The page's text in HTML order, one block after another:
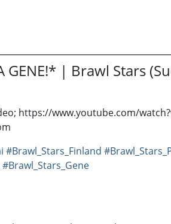
GENE!* | Brawl Stars
https://www.youtube.com/
#Brawl_Stars_Finland
#Brawl_Stars_Gene